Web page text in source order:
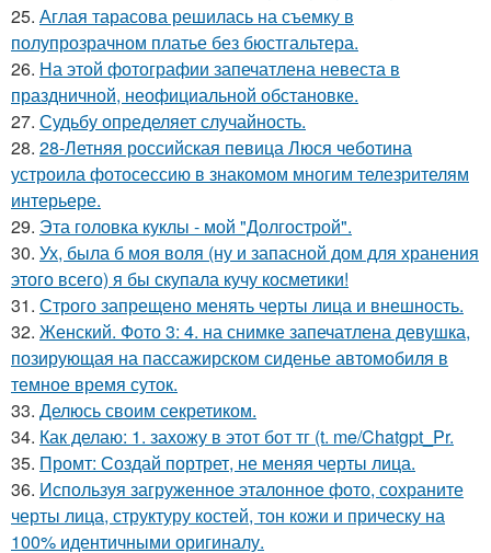
25. Аглая тарасова решилась на съемку в
полупрозрачном платье без бюстгальтера.
26. На этой фотографии запечатлена невеста в
праздничной, неофициальной обстановке.
27. Судьбу определяет случайность.
28. 28-Летняя российская певица Люся чеботина
устроила фотосессию в знакомом многим телезрителям
интерьере.
29. Эта головка куклы - мой "Долгострой".
30. Ух, была б моя воля (ну и запасной дом для хранения
этого всего) я бы скупала кучу косметики!
31. Строго запрещено менять черты лица и внешность.
32. Женский. Фото 3: 4. на снимке запечатлена девушка,
позирующая на пассажирском сиденье автомобиля в
темное время суток.
33. Делюсь своим секретиком.
34. Как делаю: 1. захожу в этот бот тг (t. me/Chatgpt_Pr.
35. Промт: Создай портрет, не меняя черты лица.
36. Используя загруженное эталонное фото, сохраните
черты лица, структуру костей, тон кожи и прическу на
100% идентичными оригиналу.